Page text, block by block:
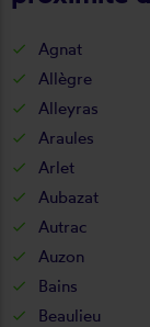
Agnat
Allègre
Alleyras
Araules
Arlet
Aubazat
Autrac
Auzon
Bains
Beaulieu